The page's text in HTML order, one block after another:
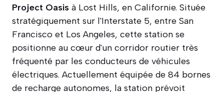
Project Oasis à Lost Hills, en Californie. Située
stratégiquement sur l'Interstate 5, entre San
Francisco et Los Angeles, cette station se
positionne au cœur d'un corridor routier très
fréquenté par les conducteurs de véhicules
électriques. Actuellement équipée de 84 bornes
de recharge autonomes, la station prévoit